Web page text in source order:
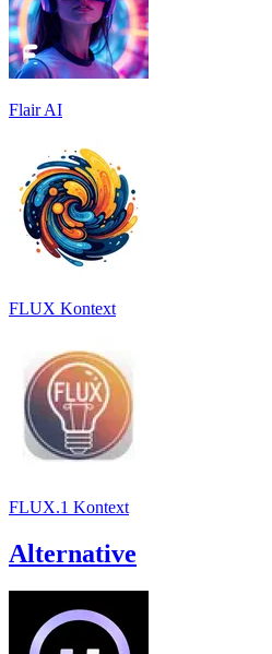
Flair AI
FLUX Kontext
FLUX.1 Kontext
Alternative